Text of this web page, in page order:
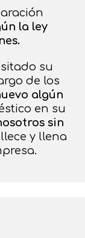
la ley
su
de los
algún
en su
sin
y llena